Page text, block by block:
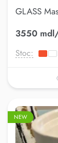
GLASS
3550
Stoc:
NEW